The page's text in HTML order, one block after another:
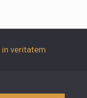
in veritatem